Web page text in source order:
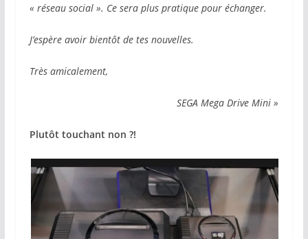
« réseau social ». Ce sera plus pratique pour échanger.
J’espère avoir bientôt de tes nouvelles.
Très amicalement,
SEGA Mega Drive Mini »
Plutôt touchant non ?!